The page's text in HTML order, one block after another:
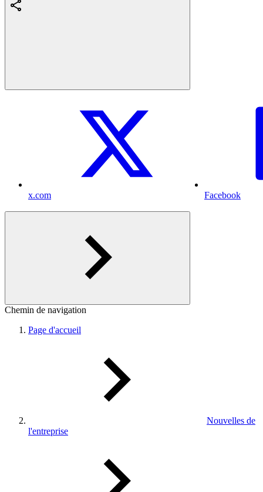
x.com Facebook
Chemin de navigation
Page d'accueil
Nouvelles de
l'entreprise